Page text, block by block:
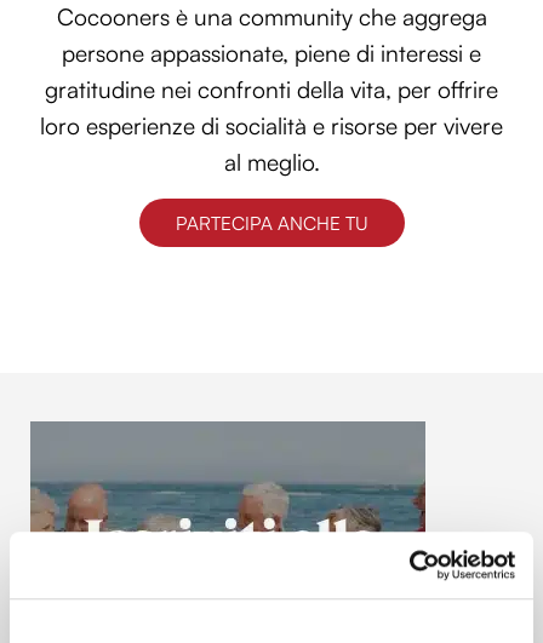
Cocooners è una community che aggrega
persone appassionate, piene di interessi e
gratitudine nei confronti della vita, per offrire
loro esperienze di socialità e risorse per vivere
al meglio.
PARTECIPA ANCHE TU